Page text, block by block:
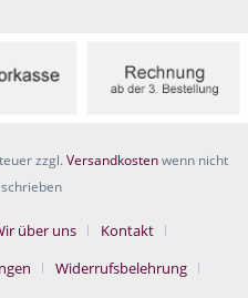
zzgl.Versandkostenwenn nicht
über uns
Kontakt
Widerrufsbelehrung